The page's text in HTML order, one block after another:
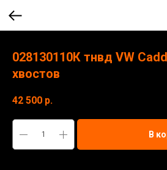
028130110К тнвд VW
хвостов
42 500 р.
В